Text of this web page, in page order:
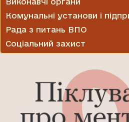
Комунальні установи і
Рада з питань ВПО
Соціальний захист